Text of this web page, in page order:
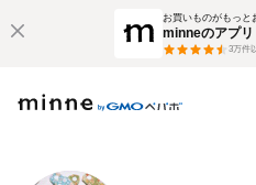
お買いものがもっと
minneのアプリ
3万件